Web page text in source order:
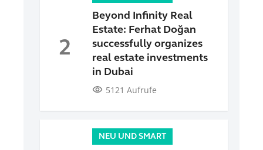
2
Beyond Infinity Real
Estate: Ferhat Doğan
successfully organizes
real estate investments
in Dubai
visibility 5121 Aufrufe
NEU UND SMART